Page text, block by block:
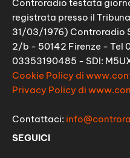
Controradio testata
registrata presso il
31/03/1976) Controradio
2/b - 50142 Firenze - Tel
03353190485 - SDI:
Cookie Policy di
Privacy Policy di
Contattaci:
SEGUICI